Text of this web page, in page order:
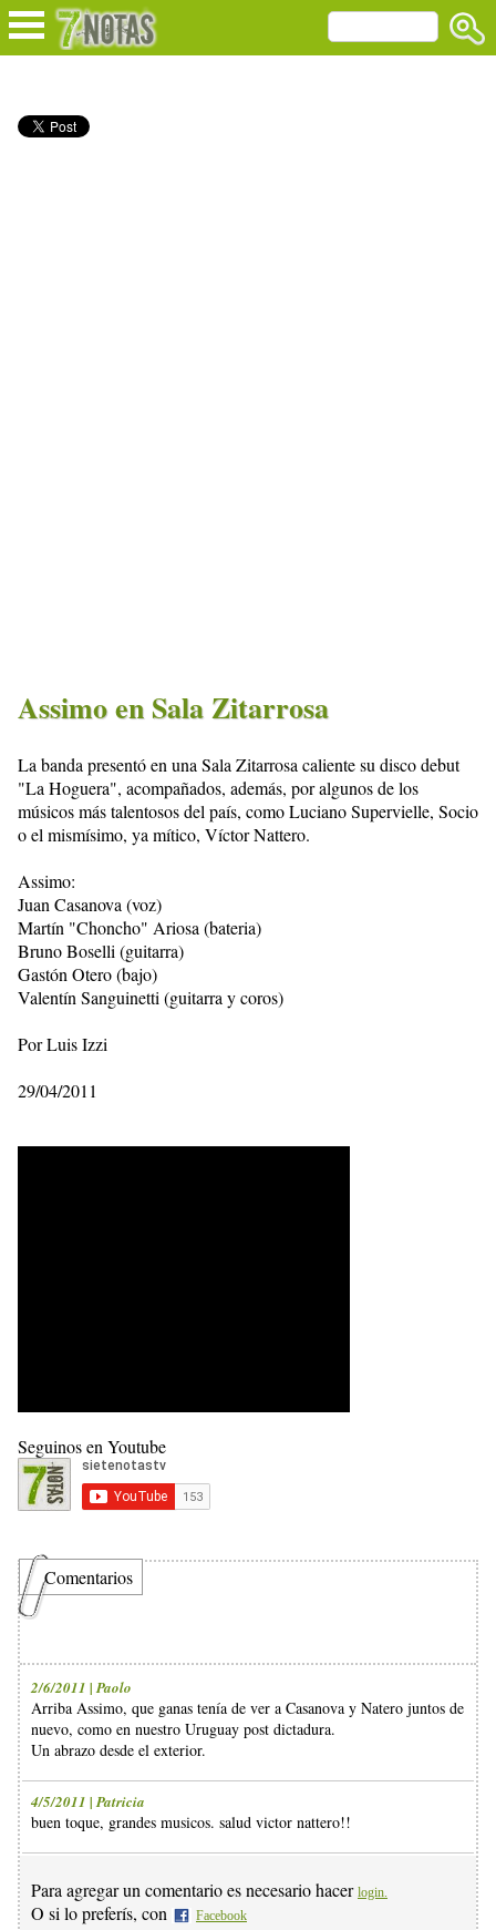
Assimo en Sala Zitarrosa
La banda presentó en una Sala Zitarrosa caliente su disco debut
"La Hoguera", acompañados, además, por algunos de los
músicos más talentosos del país, como Luciano Supervielle, Socio
o el mismísimo, ya mítico, Víctor Nattero.
Assimo:
Juan Casanova (voz)
Martín "Choncho" Ariosa (bateria)
Bruno Boselli (guitarra)
Gastón Otero (bajo)
Valentín Sanguinetti (guitarra y coros)
Por Luis Izzi
29/04/2011
Seguinos en Youtube
Comentarios
2/6/2011 | Paolo
Arriba Assimo, que ganas tenía de ver a Casanova y Natero juntos de
nuevo, como en nuestro Uruguay post dictadura.
Un abrazo desde el exterior.
4/5/2011 | Patricia
buen toque, grandes musicos. salud victor nattero!!
Para agregar un comentario es necesario hacer login.
O si lo preferís, con Facebook